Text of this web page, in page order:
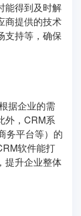
能得到及时解
商提供的技术
支持等，确保
据企业的需
外，CRM系
务平台等）的
软件能打
提升企业整体